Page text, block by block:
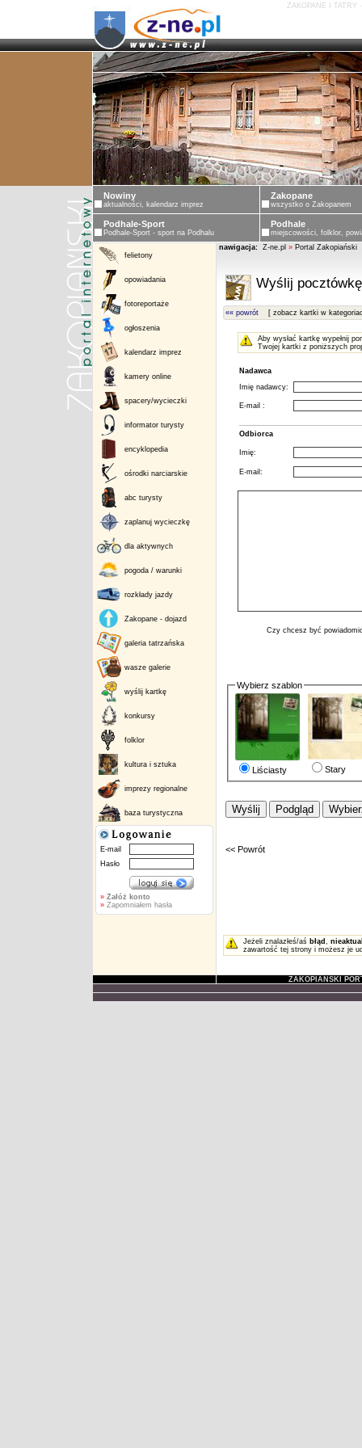
ZAKOPANE I TATRY
Nowiny
aktualności, kalendarz imprez
Zakopane
wszystko o Zakopanem
Podhale-Sport
Podhale-Sport - sport na Podhalu
Podhale
miejscowości, folklor,
felietony
opowiadania
fotoreportaże
ogłoszenia
kalendarz imprez
kamery online
spacery/wycieczki
informator turysty
encyklopedia
ośrodki narciarskie
abc turysty
zaplanuj wycieczkę
dla aktywnych
pogoda / warunki
rozkłady jazdy
Zakopane - dojazd
galeria tatrzańska
wasze galerie
wyślij kartkę
konkursy
folklor
kultura i sztuka
imprezy regionalne
baza turystyczna
E-mail
Hasło
» Załóż konto
» Zapomniałem hasła
nawigacja: Z-ne.pl » Portal Zakopiański
Wyślij
«« powrót [ zobacz kartki w
Aby wysłać kartkę wypełnij
Twojej kartki z poniższych
Nadawca
Imię nadawcy:
E-mail :
Odbiorca
Imię:
E-mail:
Czy chcesz być
Wybierz szablon
Liściasty Stary
<< Powrót
Jeżeli znalazłeś/aś błąd ,
zawartość tej strony i możesz je
ZAKOPIAŃSKI